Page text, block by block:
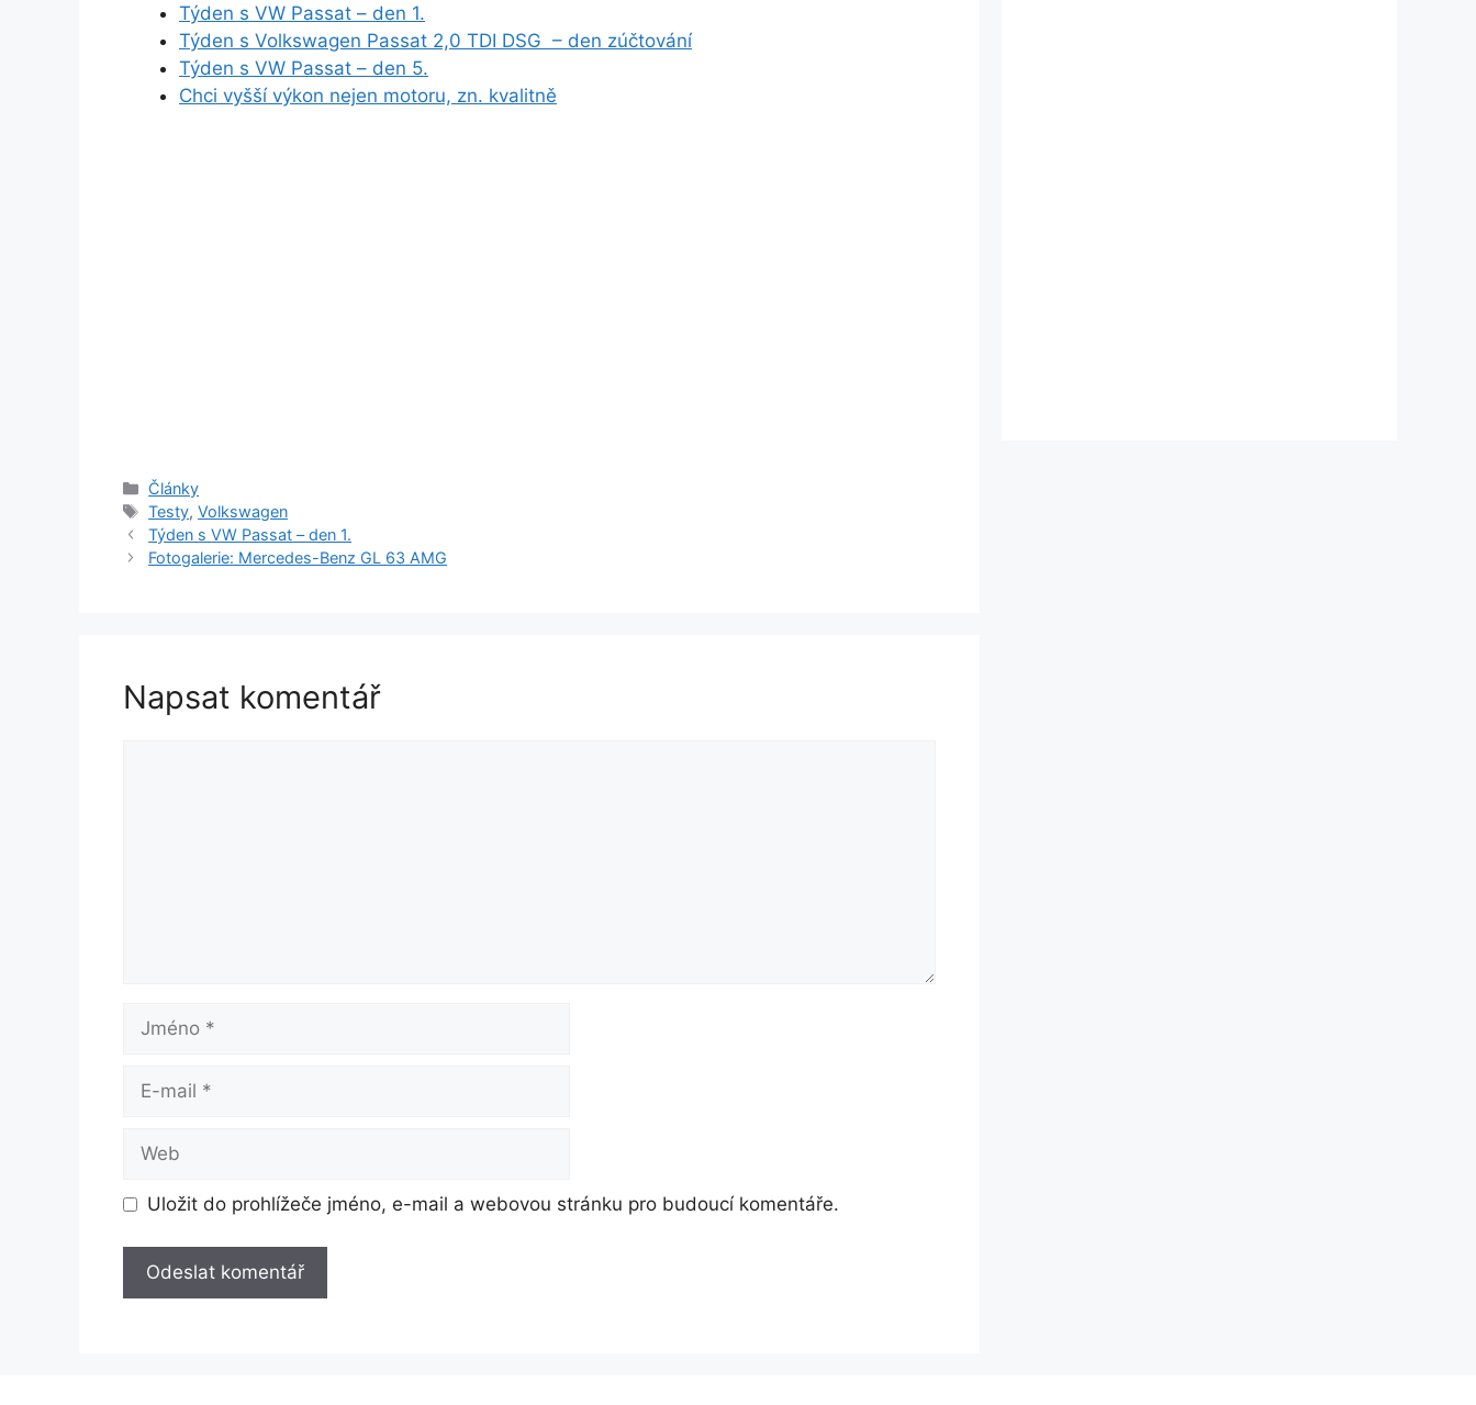
Týden s VW Passat – den 1.
Týden s Volkswagen Passat 2,0 TDI DSG – den zúčtování
Týden s VW Passat – den 5.
Chci vyšší výkon nejen motoru, zn. kvalitně
Rubriky
Články
Štítky
Testy,Volkswagen
Týden s VW Passat – den 1.
Fotogalerie: Mercedes-Benz GL 63 AMG
Napsat komentář
Jméno
Web
Uložit do prohlížeče jméno, e-mail a webovou stránku pro budoucí komentáře.